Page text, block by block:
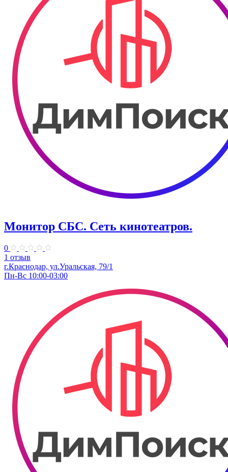
Монитор СБС. Сеть кинотеатров.
0
1 отзыв
г.Краснодар, ул.Уральская, 79/1
Пн-Вс 10:00-03:00